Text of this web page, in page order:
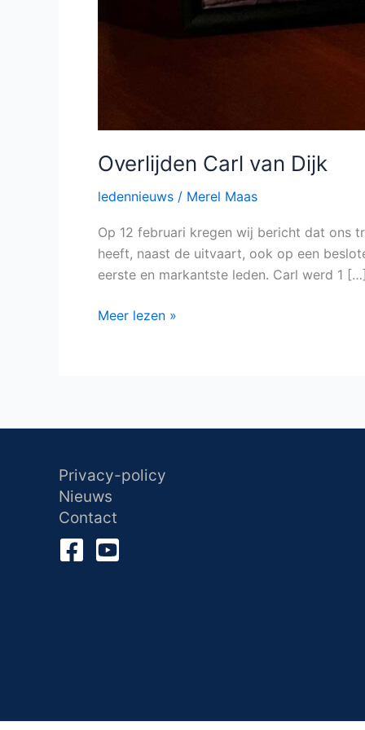
Overlijden Carl van Dijk
ledennieuws / Merel Maas
Op 12 februari kregen wij bericht dat ons
heeft, naast de uitvaart, ook op een
eerste en markantste leden. Carl werd 1
Meer lezen »
Privacy-policy
Nieuws
Contact